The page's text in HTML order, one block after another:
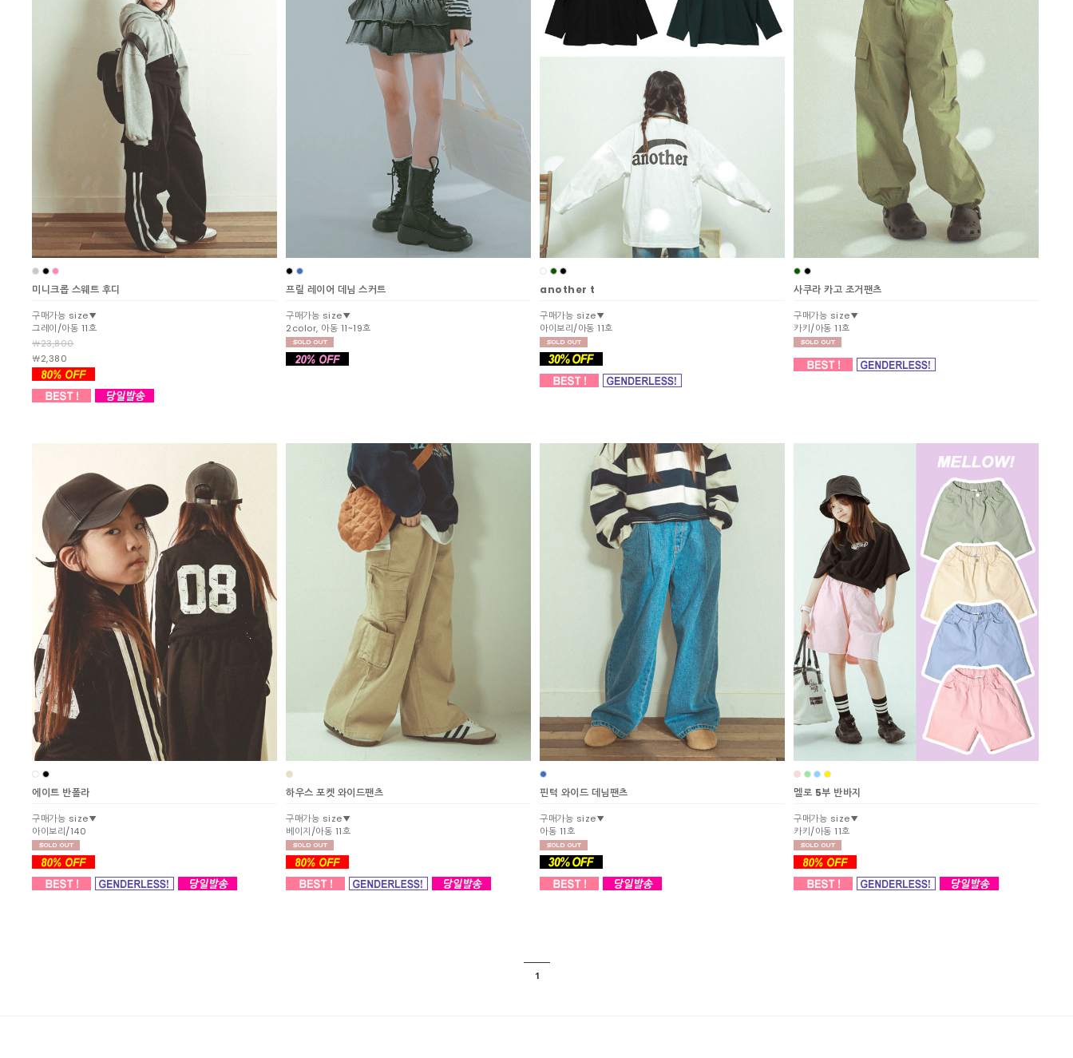
미니크롭 스웨트 후디
구매가능 size▼
그레이/아동 11호
￦23,800
￦2,380
프릴 레이어 데님 스커트
구매가능 size▼
2color, 아동 11~19호
another t
구매가능 size▼
아이보리/아동 11호
사쿠라 카고 조거팬츠
구매가능 size▼
카키/아동 11호
에이트 반폴라
구매가능 size▼
아이보리/140
하우스 포켓 와이드팬츠
구매가능 size▼
베이지/아동 11호
핀턱 와이드 데님팬츠
구매가능 size▼
아동 11호
멜로 5부 반바지
구매가능 size▼
카키/아동 11호
1